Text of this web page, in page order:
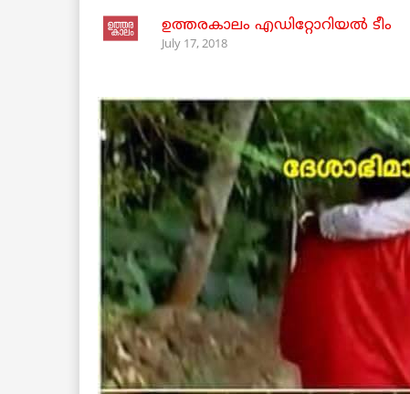
ഉത്തരകാലം എഡിറ്റോറിയല്‍ ടീം
July 17, 2018